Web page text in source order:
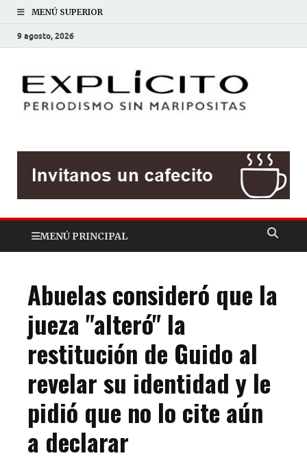
MENÚ SUPERIOR
9 agosto, 2026
MENÚ PRINCIPAL
Abuelas consideró que la
jueza "alteró" la
restitución de Guido al
revelar su identidad y le
pidió que no lo cite aún
a declarar